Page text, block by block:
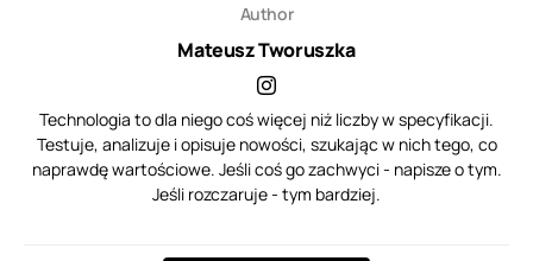
Author
Mateusz Tworuszka
Technologia to dla niego coś więcej niż liczby w specyfikacji.
Testuje, analizuje i opisuje nowości, szukając w nich tego, co
naprawdę wartościowe. Jeśli coś go zachwyci - napisze o tym.
Jeśli rozczaruje - tym bardziej.